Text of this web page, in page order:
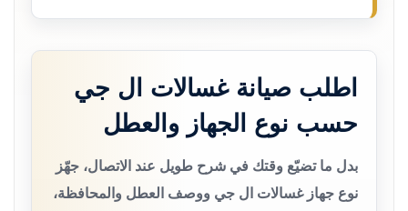
اطلب صيانة غسالات ال جي
حسب نوع الجهاز والعطل
بدل ما تضيّع وقتك في شرح طويل عند الاتصال، جهّز
نوع جهاز غسالات ال جي ووصف العطل والمحافظة،